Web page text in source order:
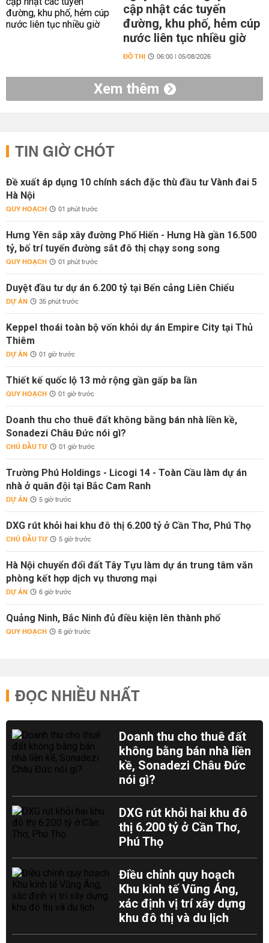
cập nhật các tuyến
đường, khu phố, hẻm cúp
nước liên tục nhiều giờ
ĐÔ THỊ 06:00 | 05/08/2026
Xem thêm
TIN GIỜ CHÓT
Đề xuất áp dụng 10 chính sách đặc thù đầu tư Vành đai 5
Hà Nội
QUY HOẠCH 01 phút trước
Hưng Yên sắp xây đường Phố Hiến - Hưng Hà gần 16.500
tỷ, bố trí tuyến đường sắt đô thị chạy song song
QUY HOẠCH 01 phút trước
Duyệt đầu tư dự án 6.200 tỷ tại Bến cảng Liên Chiểu
DỰ ÁN 35 phút trước
Keppel thoái toàn bộ vốn khỏi dự án Empire City tại Thủ
Thiêm
DỰ ÁN 01 giờ trước
Thiết kế quốc lộ 13 mở rộng gần gấp ba lần
QUY HOẠCH 01 giờ trước
Doanh thu cho thuê đất không bằng bán nhà liền kề,
Sonadezi Châu Đức nói gì?
CHỦ ĐẦU TƯ 01 giờ trước
Trường Phú Holdings - Licogi 14 - Toàn Cầu làm dự án
nhà ở quân đội tại Bắc Cam Ranh
DỰ ÁN 5 giờ trước
DXG rút khỏi hai khu đô thị 6.200 tỷ ở Cần Thơ, Phú Thọ
CHỦ ĐẦU TƯ 5 giờ trước
Hà Nội chuyển đổi đất Tây Tựu làm dự án trung tâm văn
phòng kết hợp dịch vụ thương mại
DỰ ÁN 6 giờ trước
Quảng Ninh, Bắc Ninh đủ điều kiện lên thành phố
QUY HOẠCH 6 giờ trước
ĐỌC NHIỀU NHẤT
Doanh thu cho thuê đất
không bằng bán nhà liền
kề, Sonadezi Châu Đức
nói gì?
DXG rút khỏi hai khu đô
thị 6.200 tỷ ở Cần Thơ,
Phú Thọ
Điều chỉnh quy hoạch
Khu kinh tế Vũng Áng,
xác định vị trí xây dựng
khu đô thị và du lịch